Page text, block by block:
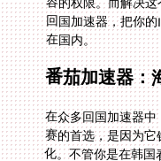
在国内。
番茄加速器：
在众多回国加速器中